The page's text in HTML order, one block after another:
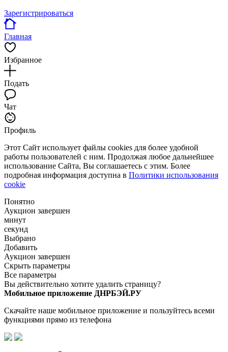
Зарегистрироваться
Главная
Избранное
Подать
Чат
Профиль
Этот Сайт использует файлы cookies для более удобной
работы пользователей с ним. Продолжая любое дальнейшее
использование Сайта, Вы соглашаетесь с этим. Более
подробная информация доступна в Политики использования
cookie
Понятно
Аукцион завершен
минут
секунд
Выбрано
Добавить
Аукцион завершен
Скрыть параметры
Все параметры
Вы действительно хотите удалить страницу?
Мобильное приложение ДНРБЭЙ.РУ
Скачайте наше мобильное приложение и пользуйтесь всеми
функциями прямо из телефона